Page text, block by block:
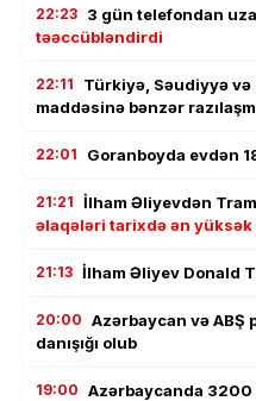
22:23 3 gün telefondan
təəccübləndirdi
22:11
Türkiyə, Səudiyyə
maddəsinə bənzər
22:01 Goranboyda evdən
21:21 İlham Əliyevdən
əlaqələri tarixdə ən
21:13 İlham Əliyev Donald
20:00 Azərbaycan və ABŞ
danışığı olub
19:00 Azərbaycanda 3200